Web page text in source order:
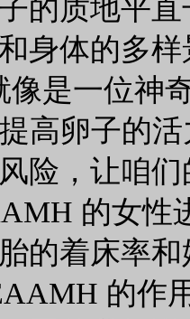
的质地平
身体的多
是一位神
高卵子的
险，让咱
的女性
的着床率
的作